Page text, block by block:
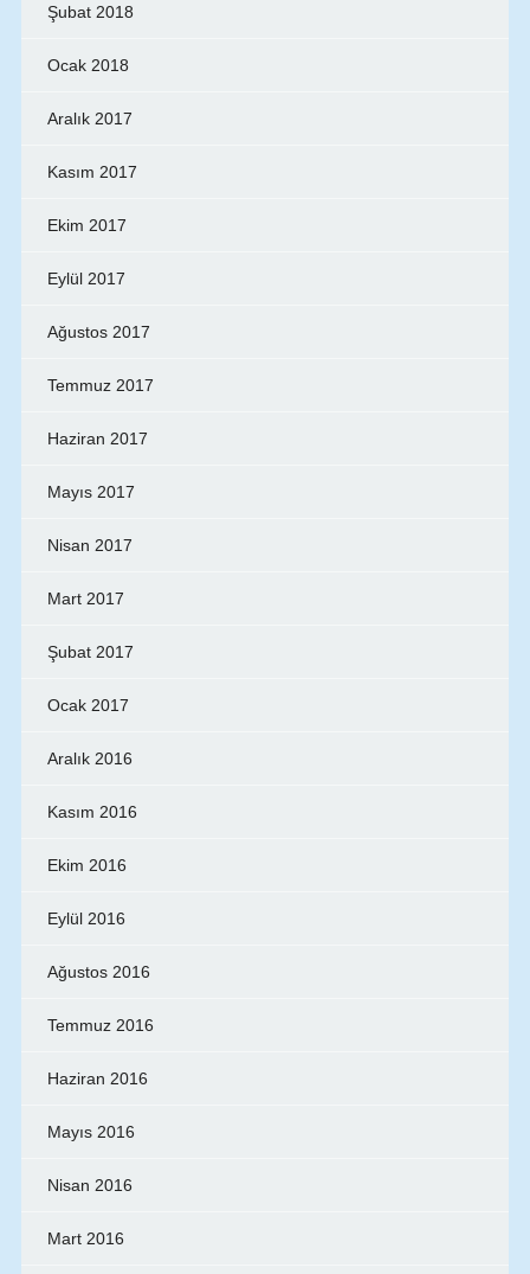
Şubat 2018
Ocak 2018
Aralık 2017
Kasım 2017
Ekim 2017
Eylül 2017
Ağustos 2017
Temmuz 2017
Haziran 2017
Mayıs 2017
Nisan 2017
Mart 2017
Şubat 2017
Ocak 2017
Aralık 2016
Kasım 2016
Ekim 2016
Eylül 2016
Ağustos 2016
Temmuz 2016
Haziran 2016
Mayıs 2016
Nisan 2016
Mart 2016